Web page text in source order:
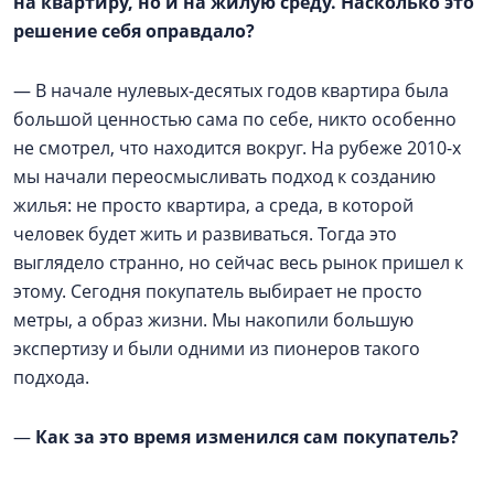
решение себя оправдало?
— В начале нулевых-десятых годов квартира была
большой ценностью сама по себе, никто особенно
не смотрел, что находится вокруг. На рубеже 2010-х
мы начали переосмысливать подход к созданию
жилья: не просто квартира, а среда, в которой
человек будет жить и развиваться. Тогда это
выглядело странно, но сейчас весь рынок пришел к
этому. Сегодня покупатель выбирает не просто
метры, а образ жизни. Мы накопили большую
экспертизу и были одними из пионеров такого
подхода.
— Как за это время изменился сам покупатель?